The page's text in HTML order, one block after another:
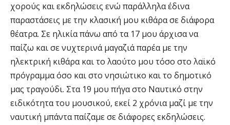
χορούς και εκδηλώσεις ενώ παράλληλα έδινα
παραστάσεις με την κλασική μου κιθάρα σε διάφορα
θέατρα. Σε ηλικία πάνω από τα 17 μου άρχισα να
παίζω και σε νυχτερινά μαγαζιά παρέα με την
ηλεκτρική κιθάρα και το λαούτο μου τόσο στο λαϊκό
πρόγραμμα όσο και στο νησιώτικο και το δημοτικό
μας τραγούδι. Στα 19 μου πήγα στο Ναυτικό στην
ειδικότητα του μουσικού, εκεί 2 χρόνια μαζί με την
ναυτική μπάντα παίζαμε σε διάφορες εκδηλώσεις.